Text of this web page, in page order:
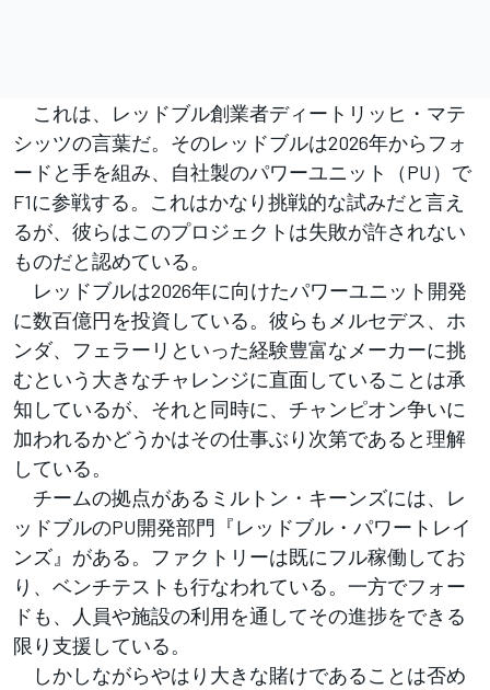
これは、レッドブル創業者ディートリッヒ・マテ
シッツの言葉だ。そのレッドブルは2026年からフォ
ードと手を組み、自社製のパワーユニット（PU）で
F1に参戦する。これはかなり挑戦的な試みだと言え
るが、彼らはこのプロジェクトは失敗が許されない
ものだと認めている。
レッドブルは2026年に向けたパワーユニット開発
に数百億円を投資している。彼らもメルセデス、ホ
ンダ、フェラーリといった経験豊富なメーカーに挑
むという大きなチャレンジに直面していることは承
知しているが、それと同時に、チャンピオン争いに
加われるかどうかはその仕事ぶり次第であると理解
している。
チームの拠点があるミルトン・キーンズには、レ
ッドブルのPU開発部門『レッドブル・パワートレイ
ンズ』がある。ファクトリーは既にフル稼働してお
り、ベンチテストも行なわれている。一方でフォー
ドも、人員や施設の利用を通してその進捗をできる
限り支援している。
しかしながらやはり大きな賭けであることは否め